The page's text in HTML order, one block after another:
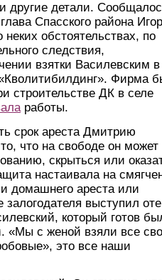
другие детали.
Спасского района
обстоятельствах, по
следствия,
взятки Василевским в
Фирма
строительстве ДК в селе
работы.
срок ареста Дмитрию
что на свободе он может
скрыться или
настаивала на
домашнего ареста или
залогодателя выступил
который готов
«Мы с женой взяли все
это все наши